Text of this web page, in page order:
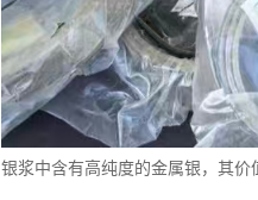
银浆中含有高纯度的金属银，其